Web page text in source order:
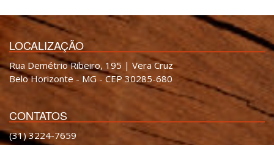
LOCALIZAÇÃO
Rua Demétrio Ribeiro, 195 | Vera Cruz
Belo Horizonte - MG - CEP 30285-680
CONTATOS
(31) 3224-7659